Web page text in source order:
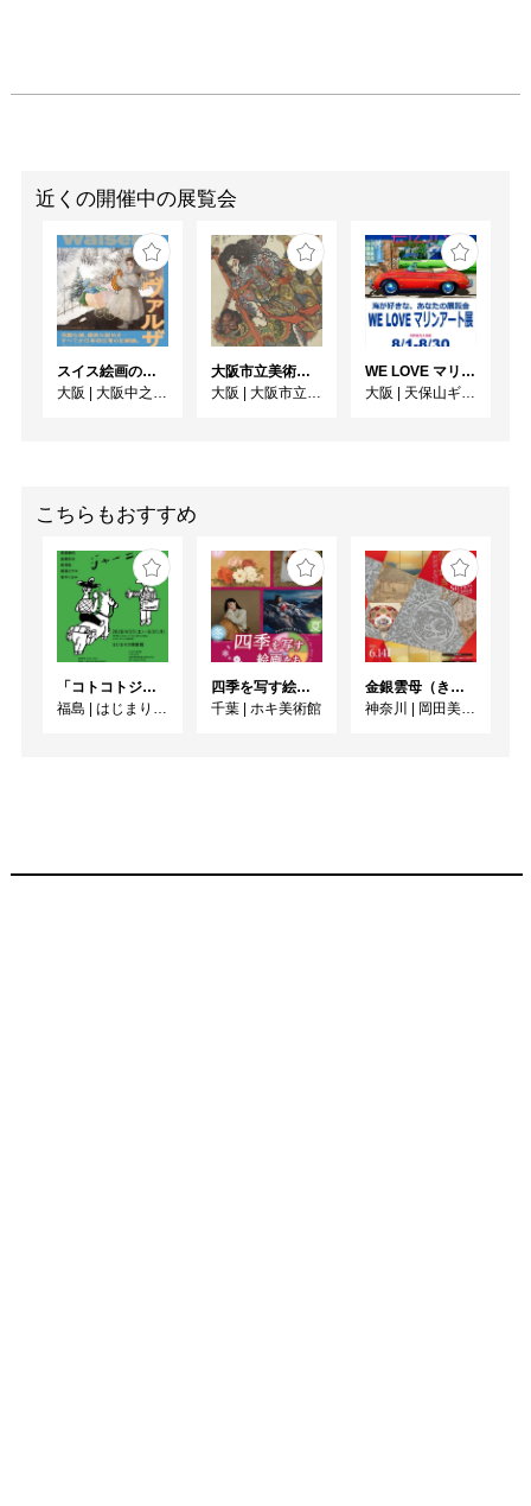
近くの開催中の展覧会
スイス絵画の異才 カール‧ヴァルザー
大阪
大阪中之島美術館
大阪市立美術館開館90周年記念特別展 「水滸伝」
大阪
大阪市立美術館
WE LOVE マリンアート展 ～海の絵で癒されよう～
大阪
天保山ギャラリー
こちらもおすすめ
「コトコトジャーニー」
福島
はじまりの美術館
四季を写す絵画たち
千葉
ホキ美術館
金銀雲母（きら）きら ーかがやきの日本美術ー
神奈川
岡田美術館